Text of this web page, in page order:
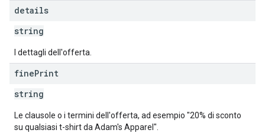
details
string
I dettagli dell'offerta.
finePrint
string
Le clausole o i termini dell'offerta, ad esempio "20% di sconto
su qualsiasi t-shirt da Adam's Apparel".